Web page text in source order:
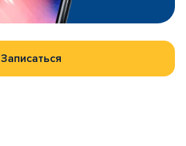
Записаться